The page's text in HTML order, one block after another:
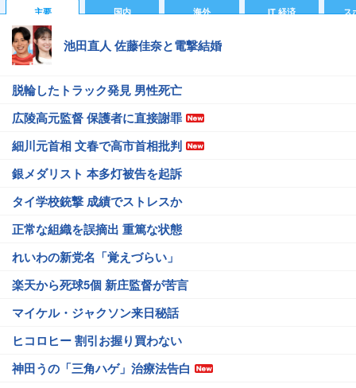
主要 国内 海外 IT 経済 ス
池田直人 佐藤佳奈と電撃結婚
脱輪したトラック発見 男性死亡
広陵高元監督 保護者に直接謝罪
細川元首相 文春で高市首相批判
銀メダリスト 本多灯被告を起訴
タイ学校銃撃 成績でストレスか
正常な組織を誤摘出 重篤な状態
れいわの新党名「覚えづらい」
楽天から死球5個 新庄監督が苦言
マイケル・ジャクソン来日秘話
ヒコロヒー 割引お握り買わない
神田うの「三角ハゲ」治療法告白